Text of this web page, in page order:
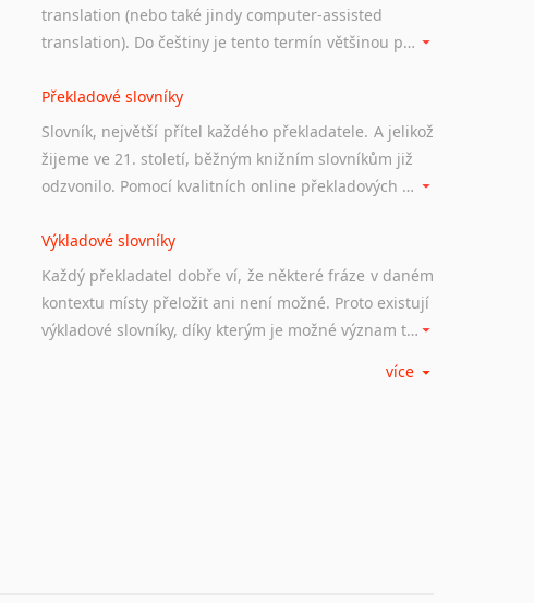
translation (nebo také jindy computer-assisted
translation). Do češtiny je tento termín většinou překládán jako počítačem podporovaný překlad či překlad podporovaný počítačem. Nástroje CAT ukládají překládané fráze a při dalším překladu vám je automaticky nabízejí, takže se již nemusíte zdržovat s jejich dalším překládáním.
Překladové slovníky
Slovník, největší přítel každého překladatele. A jelikož
žijeme ve 21. století, běžným knižním slovníkům již
odzvonilo. Pomocí kvalitních online překladových slovníků již nemusíte únavně listovat alfabetickým schématem uspořádání, stačí napsat vstupní frázi a dřív, než řeknete švec, vyskočí vám hledaný výraz.
Výkladové slovníky
Každý překladatel dobře ví, že některé fráze v daném
kontextu místy přeložit ani není možné. Proto existují
výkladové slovníky, díky kterým je možné význam takovýchto frází rozklíčovat.
více